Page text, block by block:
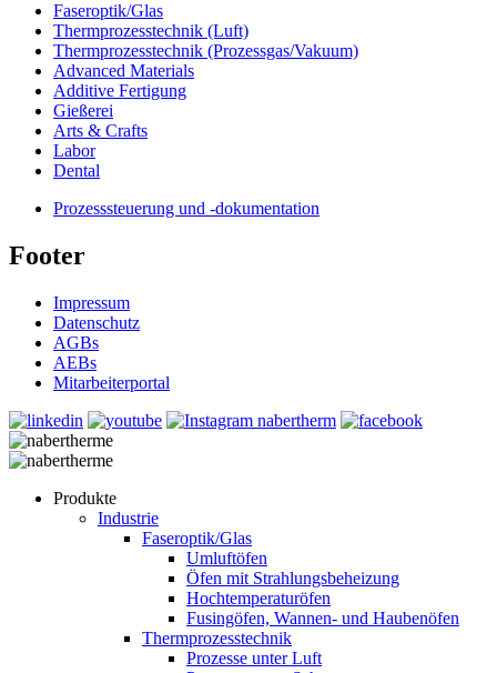
Faseroptik/Glas
Thermprozesstechnik (Luft)
Thermprozesstechnik (Prozessgas/Vakuum)
Advanced Materials
Additive Fertigung
Gießerei
Arts & Crafts
Labor
Dental
Prozesssteuerung und -dokumentation
Footer
Impressum
Datenschutz
AGBs
AEBs
Mitarbeiterportal
Produkte
Industrie
Faseroptik/Glas
Umluftöfen
Öfen mit Strahlungsbeheizung
Hochtemperaturöfen
Fusingöfen, Wannen- und Haubenöfen
Thermprozesstechnik
Prozesse unter Luft